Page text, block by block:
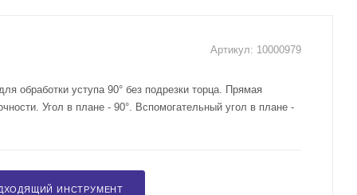
Артикул: 10000979
обработки уступа 90° без подрезки торца. Прямая
Угол в плане - 90°. Вспомогательный угол в плане -
ИНСТРУМЕНТ